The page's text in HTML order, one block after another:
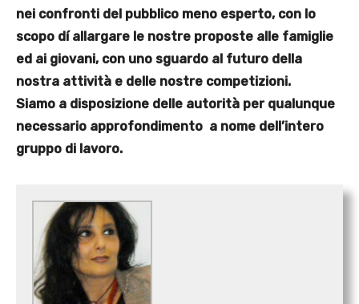
nei confronti del pubblico meno esperto, con lo
scopo dí allargare le nostre proposte alle famiglie
ed ai giovani, con uno sguardo al futuro della
nostra attività e delle nostre competizioni.
Siamo a disposizione delle autorità per qualunque
necessario approfondimento a nome dell’intero
gruppo di lavoro.